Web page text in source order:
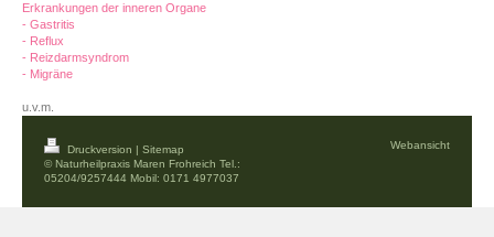
Erkrankungen der inneren Organe
- Gastritis
- Reflux
- Reizdarmsyndrom
- Migräne
u.v.m.
Druckversion | Sitemap
© Naturheilpraxis Maren Frohreich Tel.:
05204/9257444 Mobil: 0171 4977037
Webansicht